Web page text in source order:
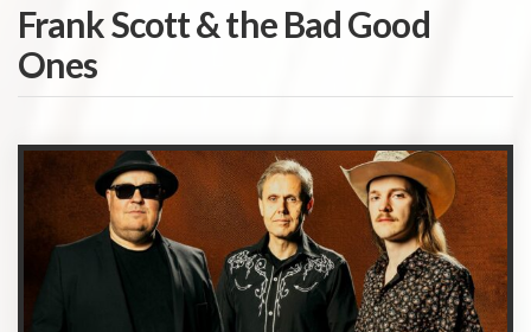
Frank Scott & the Bad Good
Ones